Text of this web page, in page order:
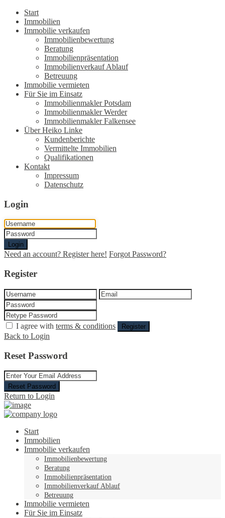
Start
Immobilien
Immobilie verkaufen
Immobilienbewertung
Beratung
Immobilienpräsentation
Immobilienverkauf Ablauf
Betreuung
Immobilie vermieten
Für Sie im Einsatz
Immobilienmakler Potsdam
Immobilienmakler Werder
Immobilienmakler Falkensee
Über Heiko Linke
Kundenberichte
Vermittelte Immobilien
Qualifikationen
Kontakt
Impressum
Datenschutz
Login
Login
Need an account? Register here! Forgot Password?
Register
I agree with terms & conditions Register
Back to Login
Reset Password
Reset Password
Return to Login
Start
Immobilien
Immobilie verkaufen
Immobilienbewertung
Beratung
Immobilienpräsentation
Immobilienverkauf Ablauf
Betreuung
Immobilie vermieten
Für Sie im Einsatz